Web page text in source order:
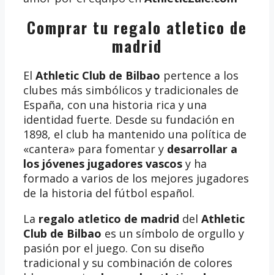
Comprar tu regalo atletico de
madrid
El Athletic Club de Bilbao pertence a los
clubes más simbólicos y tradicionales de
España, con una historia rica y una
identidad fuerte. Desde su fundación en
1898, el club ha mantenido una política de
«cantera» para fomentar y desarrollar a
los jóvenes jugadores vascos y ha
formado a varios de los mejores jugadores
de la historia del fútbol español.
La regalo atletico de madrid del Athletic
Club de Bilbao es un símbolo de orgullo y
pasión por el juego. Con su diseño
tradicional y su combinación de colores